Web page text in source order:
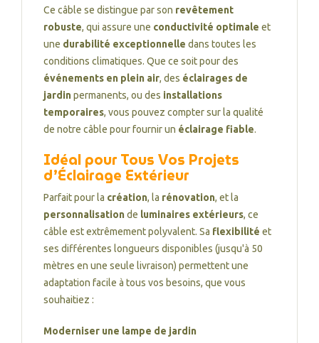
Ce câble se distingue par son revêtement
robuste, qui assure une conductivité optimale et
une durabilité exceptionnelle dans toutes les
conditions climatiques. Que ce soit pour des
événements en plein air, des éclairages de
jardinpermanents, ou des installations
temporaires, vous pouvez compter sur la qualité
de notre câble pour fournir un éclairage fiable.
Idéal pour Tous Vos Projets
d’Éclairage Extérieur
Parfait pour la création, la rénovation, et la
personnalisationde luminaires extérieurs, ce
câble est extrêmement polyvalent. Sa flexibilité et
ses différentes longueurs disponibles (jusqu'à 50
mètres en une seule livraison) permettent une
adaptation facile à tous vos besoins, que vous
souhaitiez :
Moderniser une lampe de jardin